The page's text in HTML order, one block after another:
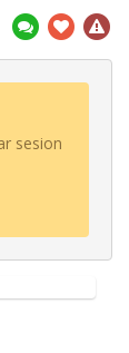
sesion